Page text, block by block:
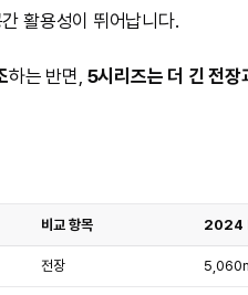
활용성이 뛰어납니다.
하는 반면, 5시리즈는 더 긴 전장
비교 항목 2024
전장